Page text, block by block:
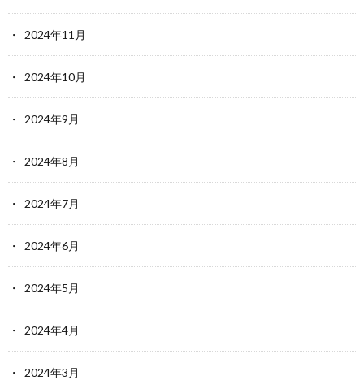
2024年11月
2024年10月
2024年9月
2024年8月
2024年7月
2024年6月
2024年5月
2024年4月
2024年3月